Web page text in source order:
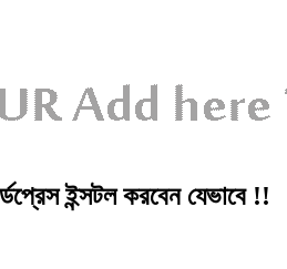
ইন্সটল করবেন যেভাবে !!